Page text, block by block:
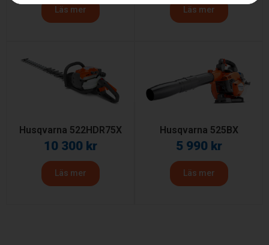
Läs mer Läs mer
Husqvarna 522HDR75X
10 300 kr
Läs mer
Husqvarna 525BX
5 990 kr
Läs mer